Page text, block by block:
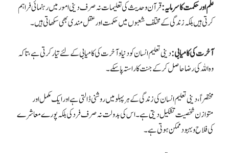
علم اور حکمت کا سرمایہ:قرآن و حدیث کی تعلیمات نہ صرف دینی امور میں رہنمائی فراہم
کرتی ہیں بلکہ زندگی کے مختلف شعبوں میں حکمت اور عقل مندی بھی سکھاتی ہیں۔
آخرت کی کامیابی:دینی تعلیم انسان کو دنیا و آخرت کی کامیابی کے لئے تیار کرتی ہے، تاکہ
وہ اللہ کی رضا حاصل کر کے جنت کا راستہ پاسکے۔
مختصراً، دینی تعلیم انسان کی زندگی کے ہر پہلو میں روشنی ڈالتی ہے اور ایک مکمل اور
متوازن شخصیت تشکیل دیتی ہے۔ اس کی بدولت نہ صرف فرد کی بلکہ پورے معاشرے
کی فلاح و بہبود ممکن ہوتی ہے۔